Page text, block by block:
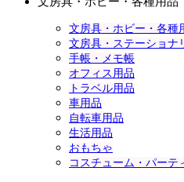
文房具・ホビー・各種
文房具・ステーショナ
手帳・メモ帳
オフィス用品
トラベル用品
車用品
自転車用品
生活用品
おもちゃ
コスチューム・パーテ